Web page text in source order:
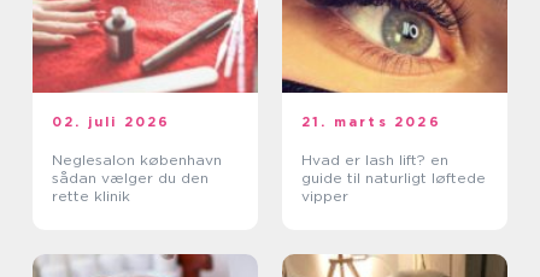
02. juli 2026
Neglesalon københavn
sådan vælger du den
rette klinik
21. marts 2026
Hvad er lash lift? en
guide til naturligt løftede
vipper